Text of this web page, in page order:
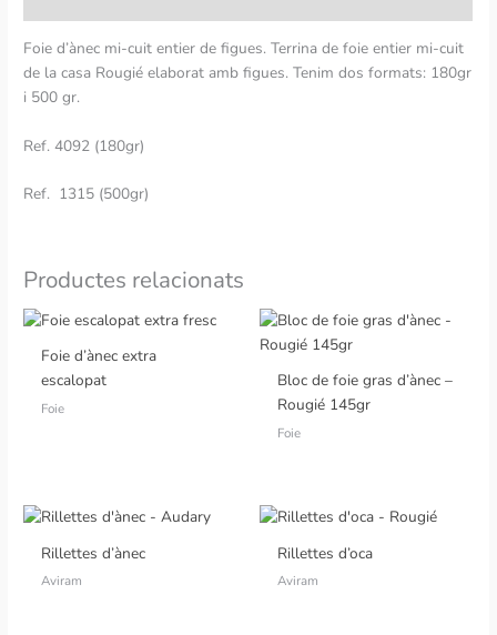
Foie d’ànec mi-cuit entier de figues. Terrina de foie entier mi-cuit
de la casa Rougié elaborat amb figues. Tenim dos formats: 180gr
i 500 gr.
Ref. 4092 (180gr)
Ref. 1315 (500gr)
Productes relacionats
Foie d’ànec extra
escalopat
Foie
Bloc de foie gras d’ànec –
Rougié 145gr
Foie
Rillettes d’ànec
Aviram
Rillettes d’oca
Aviram